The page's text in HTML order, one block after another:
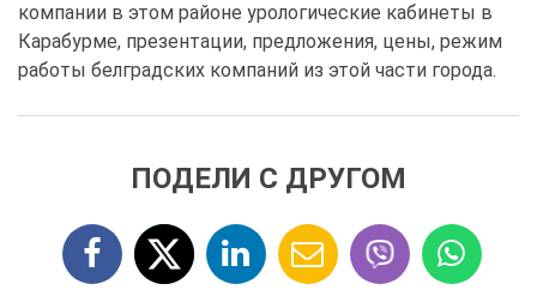
компании в этом районе урологические кабинеты в
Карабурме, презентации, предложения, цены, режим
работы белградских компаний из этой части города.
ПОДЕЛИ С ДРУГОМ